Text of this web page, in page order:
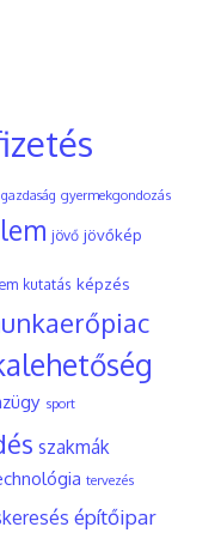
gazdaság gyermekgondozás
jövő jövőkép
kutatás képzés
sport
szakmák
tervezés
építőipar